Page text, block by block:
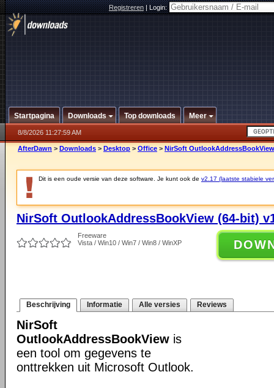
Registreren|Login:
Startpagina Downloads Top downloads Meer
8/8/2026 11:27:59 AM
AfterDawn > Downloads > Desktop > Office > NirSoft
Dit is een oude versie van deze software. Je kunt ook de v2.17 (laatste stabiele
NirSoft OutlookAddressBookView (64-bit)
Freeware
Vista / Win10 / Win7 / Win8 / WinXP
Beschrijving Informatie Alle versies Reviews
NirSoft
OutlookAddressBookView is
een tool om gegevens te
onttrekken uit Microsoft Outlook.